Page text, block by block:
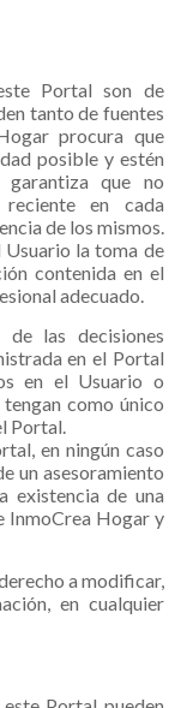
Portal son de
tanto de fuentes
procura que
posible y estén
garantiza que no
en cada
de los mismos.
Usuario la toma de
contenida en el
adecuado.
de las decisiones
en el Portal
en el Usuario o
como único
Portal.
en ningún caso
un asesoramiento
existencia de una
InmoCrea Hogar y
a modificar,
en cualquier